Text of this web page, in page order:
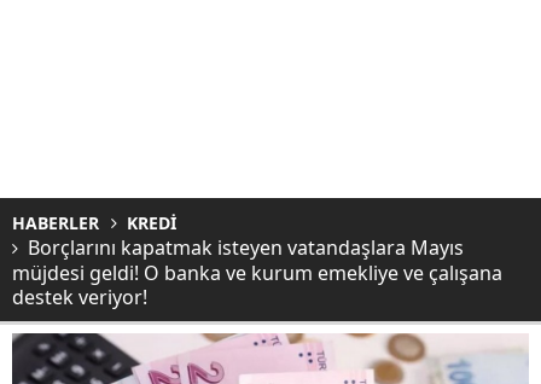
HABERLER KREDİ
Borçlarını kapatmak isteyen vatandaşlara Mayıs
müjdesi geldi! O banka ve kurum emekliye ve çalışana
destek veriyor!